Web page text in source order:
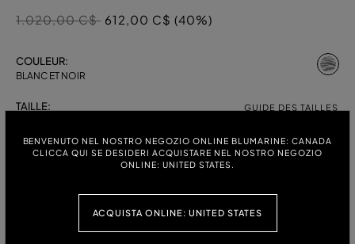
BENVENUTO NEL NOSTRO NEGOZIO ONLINE BLUMARINE: CANADA
CLICCA QUI SE DESIDERI ACQUISTARE NEL NOSTRO NEGOZIO
ONLINE: UNITED STATES.
ACQUISTA ONLINE: UNITED STATES
Prix réduit de
1.020,00 C$à612,00 C$ (40%)
COULEUR:
BLANC ET NOIR
TAILLE: GUIDE DES TAILLES
DESCRIPTION